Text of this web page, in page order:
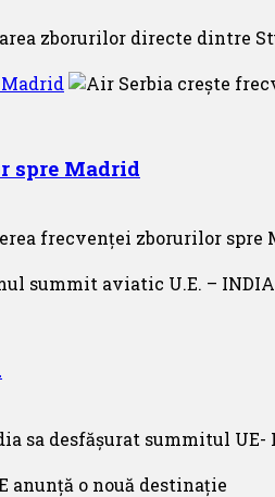
zborurilor directe dintre
spre Madrid
frecvenței zborurilor spre
sa desfășurat summitul